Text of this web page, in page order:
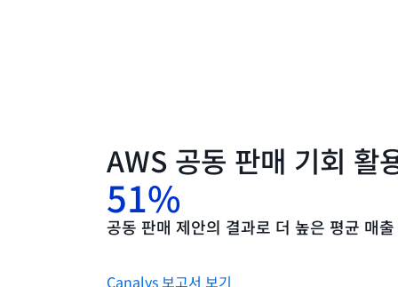
AWS 공동 판매 기회 활
51%
공동 판매 제안의 결과로 더 높은 평균 매
Canalys 보고서 보기